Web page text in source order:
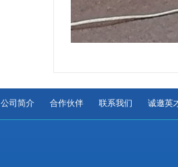
公司简介 合作伙伴 联系我们 诚邀英